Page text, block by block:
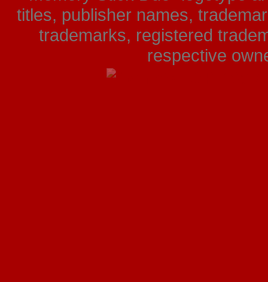
titles, publisher names,
trademarks, registered
respective